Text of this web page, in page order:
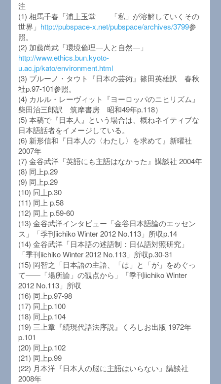
注
(1) 相馬千春「浦上玉堂――「私」が溶解していくその
世界」 http://pubspace-x.net/pubspace/archives/3799参
照。
(2) 加藤尚武「環境倫理—人と自然—」
http://www.ethics.bun.kyoto-
u.ac.jp/kato/environment.html
(3) ブルーノ・タウト『日本の芸術』篠田英雄訳 春秋
社p.97-101参照。
(4) カルル・レーヴィット『ヨーロッパのニヒリズム』
柴田治三郎訳 筑摩書房 昭和49年p.118）
(5) 本稿で『日本人』という場合は、概ねネイティブな
日本語話者をイメージしている。
(6) 新形信和『日本人の〈わたし〉を求めて』新曜社
2007年
(7) 金谷武洋『英語にも主語はなかった』講談社 2004年
(8) 同上p.29
(9) 同上p.29
(10) 同上p.30
(11) 同上 p.58
(12) 同上 p.59-60
(13) 金谷武洋インタビュー「金谷日本語論のエッセン
ス」「季刊iichiko Winter 2012 No.113」所収p.14
(14) 金谷武洋「日本語の述語制：日仏語対照研究」
「季刊iichiko Winter 2012 No.113」所収p.30-31
(15) 岡智之「日本語の主語、「は」と「が」をめぐっ
て――「場所論」の観点から」「季刊iichiko Winter
2012 No.113」所収
(16) 同上p.97-98
(17) 同上p.100
(18) 同上p.104
(19) 三上章『続現代語法序説』くろしお出版 1972年
p.101
(20) 同上p.102
(21) 同上p.99
(22) 月本洋『日本人の脳に主語はいらない』講談社
2008年